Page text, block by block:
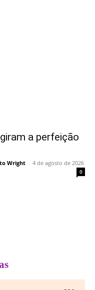
a perfeição
Wright - 4 de agosto de 2026
0